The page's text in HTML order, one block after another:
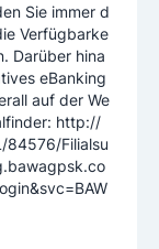
Sie immer d
Verfügbarke
Darüber hina
eBanking
auf der We
http://
84576/Filialsu